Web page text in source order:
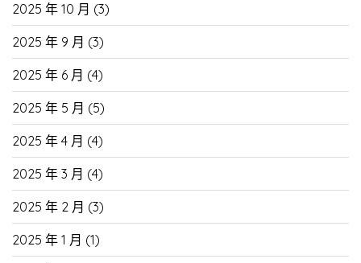
2025 年 10 月 (3)
2025 年 9 月 (3)
2025 年 6 月 (4)
2025 年 5 月 (5)
2025 年 4 月 (4)
2025 年 3 月 (4)
2025 年 2 月 (3)
2025 年 1 月 (1)